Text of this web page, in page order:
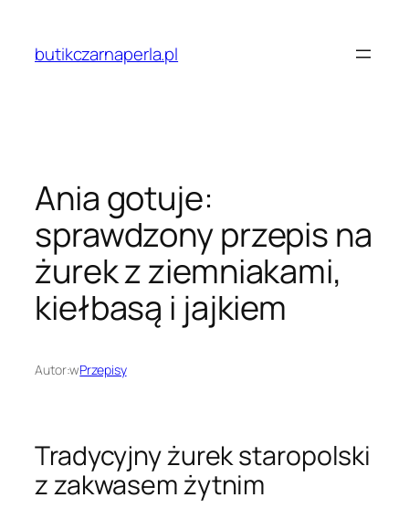
treścibutikczarnaperla.pl
Ania gotuje:
sprawdzony przepis na
żurek z ziemniakami,
kiełbasą i jajkiem
Autor:wPrzepisy
Tradycyjny żurek staropolski
z zakwasem żytnim